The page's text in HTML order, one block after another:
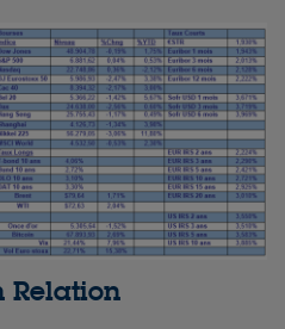
Relation